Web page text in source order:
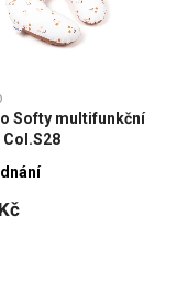
Softy multifunkční